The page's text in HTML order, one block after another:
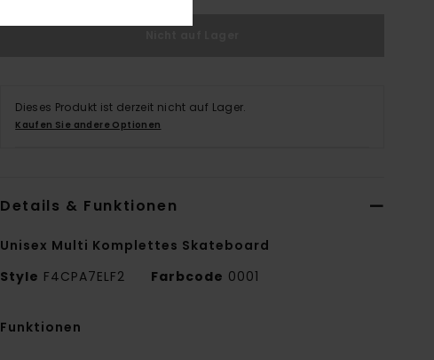
Dieses Produkt ist derzeit nicht auf Lager.
Kaufen Sie andere Optionen
Details & Funktionen
Unisex Multi Komplettes Skateboard
Style F4CPA7ELF2 Farbcode 0001
Funktionen